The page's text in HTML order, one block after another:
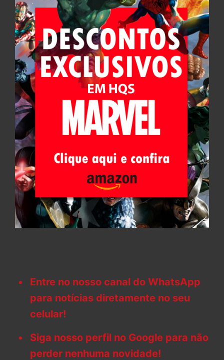
Entre no nosso canal do WhatsApp
para notícias diretamente no seu
celular!
Siga nosso perfil no Google para não
perder nenhuma novidade!